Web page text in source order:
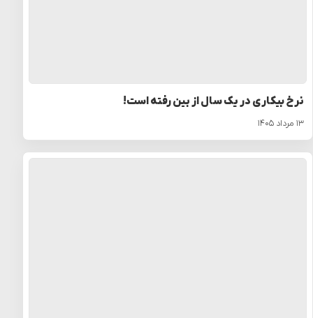
نرخ بیکاری در یک سال از بین رفته است!
۱۳ مرداد ۱۴۰۵